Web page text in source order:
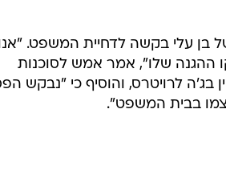
בן עלי בקשה לדחיית המשפט.
ההגנה שלו", אמר אמש לסוכנות
בג'ה לרויטרס, והוסיף כי "נבקש
בבית המשפט".